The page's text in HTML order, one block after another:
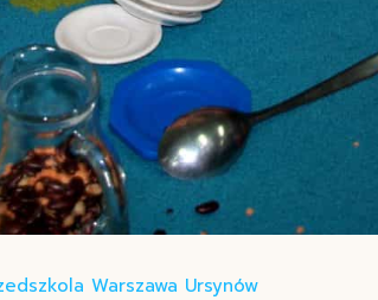
Warszawa Ursynów